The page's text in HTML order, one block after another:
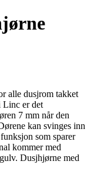
alle dusjrom takket
Linc er det
7 mm når den
kan svinges inn
som sparer
kommer med
Dusjhjørne med